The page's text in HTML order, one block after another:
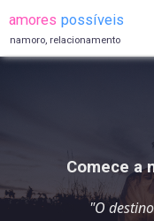
amores possíveis
namoro, relacionamento
Comece a
"O